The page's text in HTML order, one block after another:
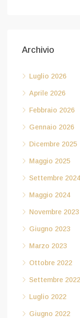
Archivio
Luglio 2026
Aprile 2026
Febbraio 2026
Gennaio 2026
Dicembre 2025
Maggio 2025
Settembre 2024
Maggio 2024
Novembre 2023
Giugno 2023
Marzo 2023
Ottobre 2022
Settembre 2022
Luglio 2022
Giugno 2022